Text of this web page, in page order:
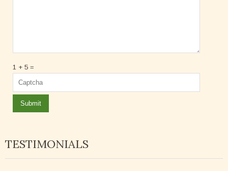
1 + 5 =
TESTIMONIALS